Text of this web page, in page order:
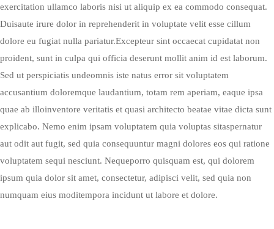
exercitation ullamco laboris nisi ut aliquip ex ea commodo consequat.
Duisaute irure dolor in reprehenderit in voluptate velit esse cillum
dolore eu fugiat nulla pariatur.Excepteur sint occaecat cupidatat non
proident, sunt in culpa qui officia deserunt mollit anim id est laborum.
Sed ut perspiciatis undeomnis iste natus error sit voluptatem
accusantium doloremque laudantium, totam rem aperiam, eaque ipsa
quae ab illoinventore veritatis et quasi architecto beatae vitae dicta sunt
explicabo. Nemo enim ipsam voluptatem quia voluptas sitaspernatur
aut odit aut fugit, sed quia consequuntur magni dolores eos qui ratione
voluptatem sequi nesciunt. Nequeporro quisquam est, qui dolorem
ipsum quia dolor sit amet, consectetur, adipisci velit, sed quia non
numquam eius moditempora incidunt ut labore et dolore.